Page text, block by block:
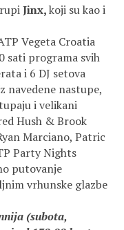
Jinx,koji su kao i
Vegeta Croatia
sati programa svih
i 6 DJ setova
navedene nastupe,
i velikani
Hush & Brook
Marciano, Patric
Party Nights
putovanje
vrhunske glazbe
(subota,